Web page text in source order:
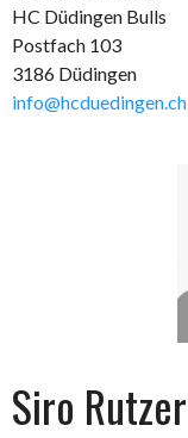
HC Düdingen Bulls
Postfach 103
3186 Düdingen
info@hcduedingen.ch
Siro Rutzer